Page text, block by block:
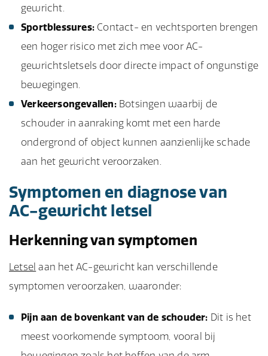
gewricht.
Sportblessures: Contact- en vechtsporten brengen
een hoger risico met zich mee voor AC-
gewrichtsletsels door directe impact of ongunstige
bewegingen.
Verkeersongevallen:Botsingen waarbij de
schouder in aanraking komt met een harde
ondergrond of object kunnen aanzienlijke schade
aan het gewricht veroorzaken.
Symptomen en diagnose van
AC-gewricht letsel
Herkenning van symptomen
Letsel aan het AC-gewricht kan verschillende
symptomen veroorzaken, waaronder:
Pijn aan de bovenkant van de schouder: Dit is het
meest voorkomende symptoom, vooral bij